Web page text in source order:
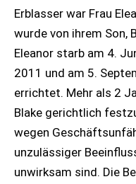
Erblasser war Frau
wurde von ihrem Son,
Eleanor starb am 4.
2011 und am 5.
errichtet. Mehr als 2
Blake gerichtlich
wegen
unzulässiger
unwirksam sind. Die